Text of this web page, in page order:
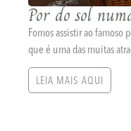
Por do sol
Fomos assistir ao
que é uma das muitas
LEIA MAIS AQUI